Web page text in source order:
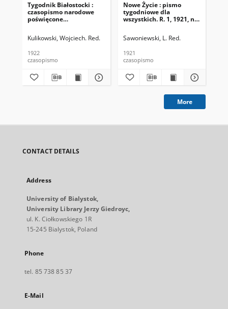
Tygodnik Białostocki :
czasopismo narodowe
poświęcone
i ekonomicznym z
miejscowych. 1922 R. 1
Nr 1
Kulikowski, Wojciech. Red.
1922
czasopismo
Nowe Życie : pismo
tygodniowe dla
wszystkich. R. 1, 1921, nr
Sawoniewski, L. Red.
1921
czasopismo
More
CONTACT DETAILS
Address
University of Bialystok,
University Library Jerzy Giedroyc,
ul. K. Ciołkowskiego 1R
15-245 Bialystok, Poland
Phone
tel. 85 738 85 37
E-Mail